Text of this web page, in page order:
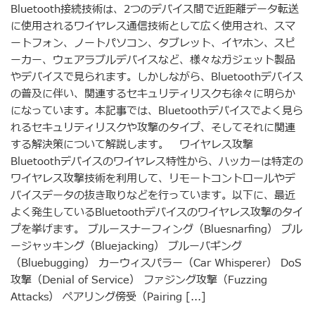
Bluetooth接続技術は、2つのデバイス間で近距離データ転送
に使用されるワイヤレス通信技術として広く使用され、スマ
ートフォン、ノートパソコン、タブレット、イヤホン、スピ
ーカー、ウェアラブルデバイスなど、様々なガジェット製品
やデバイスで見られます。しかしながら、Bluetoothデバイス
の普及に伴い、関連するセキュリティリスクも徐々に明らか
になっています。本記事では、Bluetoothデバイスでよく見ら
れるセキュリティリスクや攻撃のタイプ、そしてそれに関連
する解決策について解説します。 ワイヤレス攻撃
Bluetoothデバイスのワイヤレス特性から、ハッカーは特定の
ワイヤレス攻撃技術を利用して、リモートコントロールやデ
バイスデータの抜き取りなどを行っています。以下に、最近
よく発生しているBluetoothデバイスのワイヤレス攻撃のタイ
プを挙げます。 ブルースナーフィング（Bluesnarfing） ブル
ージャッキング（Bluejacking） ブルーバギング
（Bluebugging） カーウィスパラー（Car Whisperer） DoS
攻撃（Denial of Service） ファジング攻撃（Fuzzing
Attacks） ペアリング傍受（Pairing [...]